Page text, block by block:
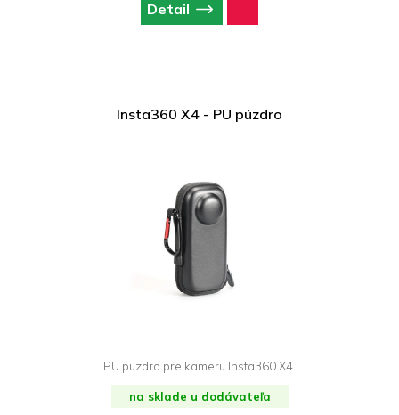
Detail
Insta360 X4 - PU púzdro
PU puzdro pre kameru Insta360 X4.
na sklade u dodávateľa